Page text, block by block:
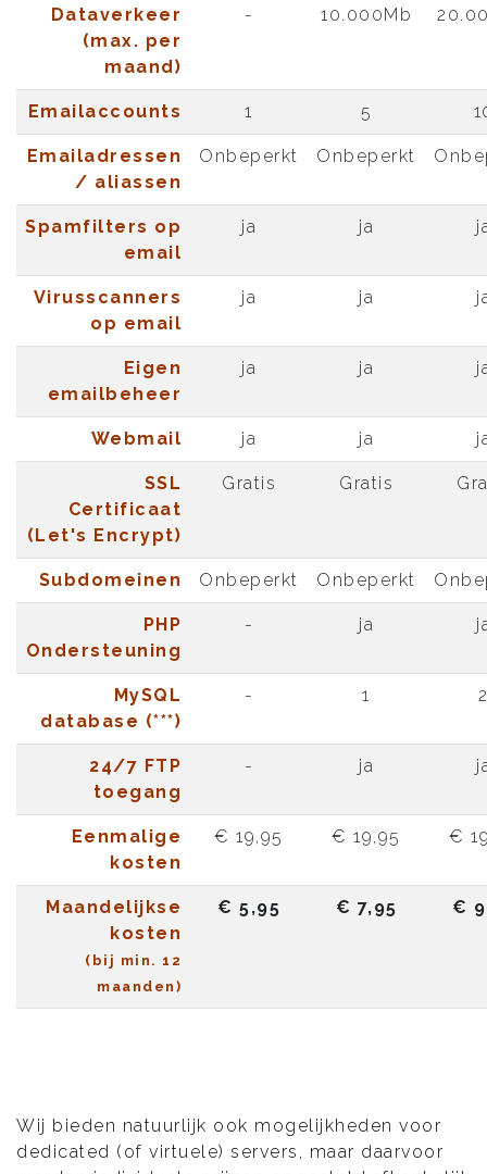
Dataverkeer
(max. per
maand)
- 10.000Mb
Emailaccounts 1 5
Emailadressen
/ aliassen
Onbeperkt Onbeperkt
Spamfilters op
email
ja ja
Virusscanners
op email
ja ja
Eigen
emailbeheer
ja ja
Webmail ja ja
SSL
Certificaat
(Let's Encrypt)
Gratis Gratis
Subdomeinen Onbeperkt Onbeperkt
PHP
Ondersteuning
- ja
MySQL
database (***)
- 1
24/7 FTP
toegang
- ja
Eenmalige
kosten
€ 19,95 € 19,95 €
Maandelijkse
kosten
(bij min. 12
maanden)
€ 5,95 € 7,95 €
Wij bieden natuurlijk ook mogelijkheden voor
dedicated (of virtuele) servers, maar daarvoor